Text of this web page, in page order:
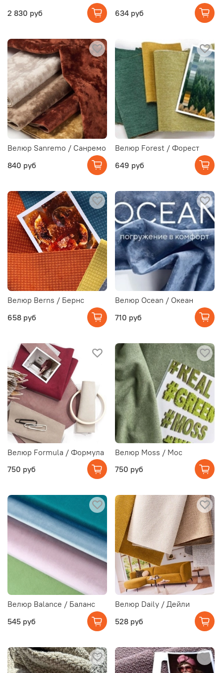
2 830 руб
634 руб
Велюр Sanremo / Санремо
840 руб
Велюр Forest / Форест
649 руб
Велюр Berns / Бернс
658 руб
Велюр Ocean / Океан
710 руб
Велюр Formula / Формула
750 руб
Велюр Moss / Мос
750 руб
Велюр Balance / Баланс
545 руб
Велюр Daily / Дейли
528 руб